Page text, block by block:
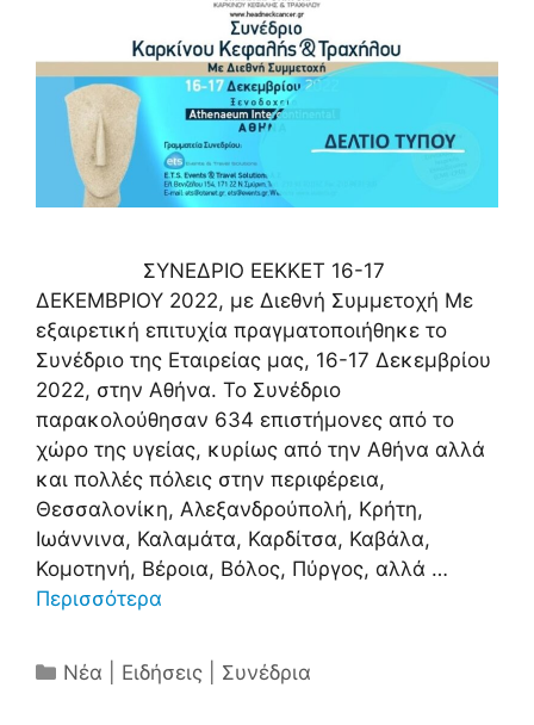
ΣΥΝΕΔΡΙΟ ΕΕΚΚΕΤ 16-17
ΔΕΚΕΜΒΡΙΟΥ 2022, με Διεθνή Συμμετοχή Με
εξαιρετική επιτυχία πραγματοποιήθηκε το
Συνέδριο της Εταιρείας μας, 16-17 Δεκεμβρίου
2022, στην Αθήνα. Το Συνέδριο
παρακολούθησαν 634 επιστήμονες από το
χώρο της υγείας, κυρίως από την Αθήνα αλλά
και πολλές πόλεις στην περιφέρεια,
Θεσσαλονίκη, Αλεξανδρούπολή, Κρήτη,
Ιωάννινα, Καλαμάτα, Καρδίτσα, Καβάλα,
Κομοτηνή, Βέροια, Βόλος, Πύργος, αλλά …
Περισσότερα
Κατηγορίες
Νέα | Ειδήσεις | Συνέδρια